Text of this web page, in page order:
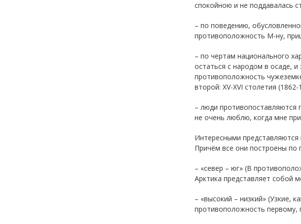
спокойною и не поддавалась
– по поведению,
противоположность М-ну,
– по чертам национального
остаться с народом в осаде,
противоположность
второй: XV-XVI столетия (1862-
– люди
не очень люблю, когда мне
Интересными
Причём все они построены по
– «север – юг» (В
Арктика представляет собой
– «высокий – низкий» (Узкие,
противоположность